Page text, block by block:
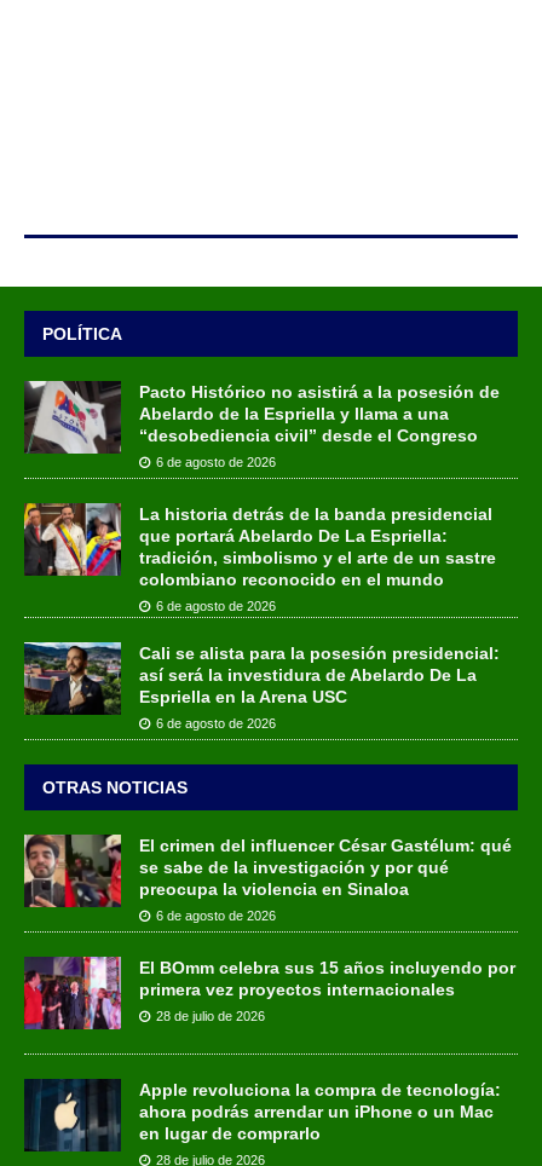
POLÍTICA
Pacto Histórico no asistirá a la posesión de
Abelardo de la Espriella y llama a una
“desobediencia civil” desde el Congreso
6 de agosto de 2026
La historia detrás de la banda presidencial
que portará Abelardo De La Espriella:
tradición, simbolismo y el arte de un sastre
colombiano reconocido en el mundo
6 de agosto de 2026
Cali se alista para la posesión presidencial:
así será la investidura de Abelardo De La
Espriella en la Arena USC
6 de agosto de 2026
OTRAS NOTICIAS
El crimen del influencer César Gastélum: qué
se sabe de la investigación y por qué
preocupa la violencia en Sinaloa
6 de agosto de 2026
El BOmm celebra sus 15 años incluyendo por
primera vez proyectos internacionales
28 de julio de 2026
Apple revoluciona la compra de tecnología:
ahora podrás arrendar un iPhone o un Mac
en lugar de comprarlo
28 de julio de 2026